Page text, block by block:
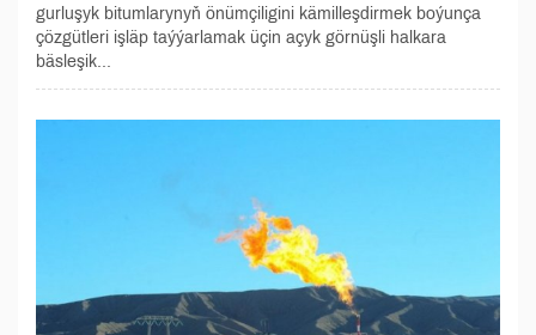
gurluşyk bitumlarynyň önümçiligini kämilleşdirmek boýunça
çözgütleri işläp taýýarlamak üçin açyk görnüşli halkara
bäsleşik...